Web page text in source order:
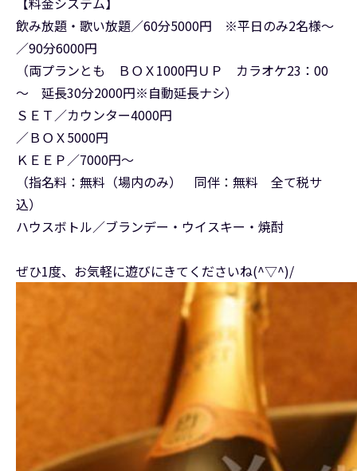
飲み放題・歌い放題／60分5000円 ※平日のみ2名様～
／90分6000円
（両プランとも ＢＯＸ1000円ＵＰ カラオケ23：00
～ 延長30分2000円※自動延長ナシ）
ＳＥＴ／カウンター4000円
／ＢＯＸ5000円
ＫＥＥＰ／7000円～
（指名料：無料（場内のみ） 同伴：無料 全て税サ
込）
ハウスボトル／ブランデー・ウイスキー・焼酎
ぜひ1度、お気軽に遊びにきてくださいね(^▽^)/